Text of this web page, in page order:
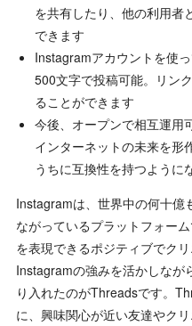
を共有したり、他の利用者
できます
Instagramアカウントを使
500文字で投稿可能。リン
ることができます
今後、オープンで相互運用
インターネットの未来を形
うちに互換性を持つように
Instagramは、世界中の何十億
ながっているプラットフォー
を表現できるポジティブでク
Instagramの強みを活かしなが
り入れたのがThreadsです。
に、興味関心が近い友達やク